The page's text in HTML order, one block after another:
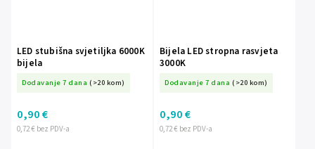
LED stubišna svjetiljka 6000K
bijela
Dodavanje 7 dana (>20 kom)
0,72 € bez PDV-a
0,90 €
Bijela LED stropna rasvjeta
3000K
Dodavanje 7 dana (>20 kom)
0,72 € bez PDV-a
0,90 €